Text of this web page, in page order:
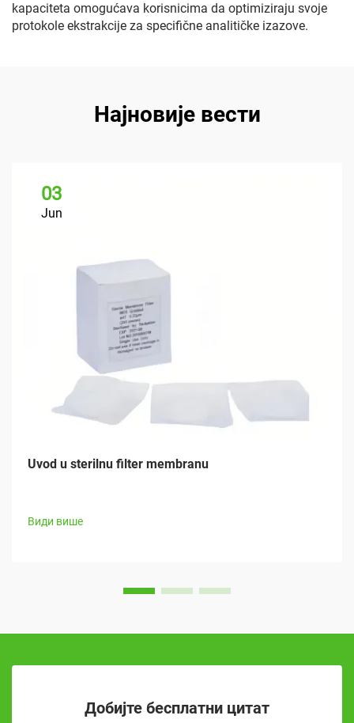
kapaciteta omogućava korisnicima da optimiziraju svoje
protokole ekstrakcije za specifične analitičke izazove.
Најновије вести
03
Jun
Uvod u sterilnu filter membranu
Види више
Добијте бесплатни цитат